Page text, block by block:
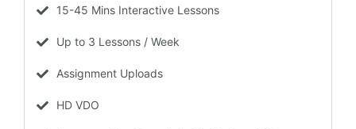
15-45 Mins Interactive Lessons
Up to 3 Lessons / Week
Assignment Uploads
HD VDO